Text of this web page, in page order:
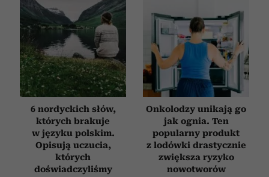
6 nordyckich słów,
których brakuje
w języku polskim.
Opisują uczucia,
których
doświadczyliśmy
Onkolodzy unikają go
jak ognia. Ten
popularny produkt
z lodówki drastycznie
zwiększa ryzyko
nowotworów